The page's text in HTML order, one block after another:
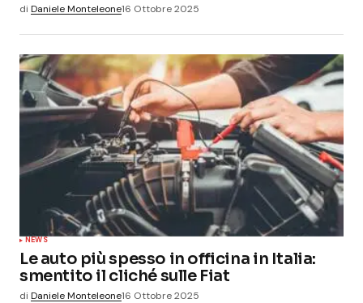
di Daniele Monteleone16 Ottobre 2025
NEWS
Le auto più spesso in officina in Italia:
smentito il cliché sulle Fiat
di Daniele Monteleone16 Ottobre 2025